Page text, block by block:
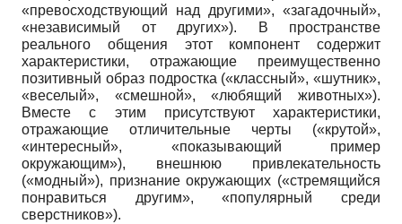
«превосходствующий над другими», «загадочный»,
«независимый от других»). В пространстве
реального общения этот компонент содержит
характеристики, отражающие преимущественно
позитивный образ подростка («классный», «шутник»,
«веселый», «смешной», «любящий животных»).
Вместе с этим присутствуют характеристики,
отражающие отличительные черты («крутой»,
«интересный», «показывающий пример
окружающим»), внешнюю привлекательность
(«модный»), признание окружающих («стремящийся
понравиться другим», «популярный среди
сверстников»).